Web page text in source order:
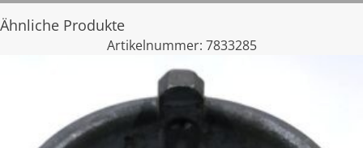
Ähnliche Produkte
Artikelnummer: 7833285